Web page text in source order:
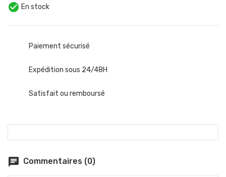
 En stock
Paiement sécurisé
Expédition sous 24/48H
Satisfait ou remboursé
chat Commentaires (0)